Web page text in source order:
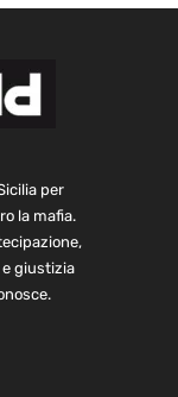
per
la mafia.
giustizia